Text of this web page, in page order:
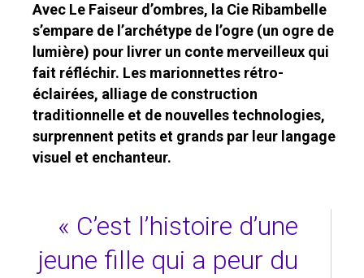
Avec Le Faiseur d’ombres, la Cie Ribambelle
s’empare de l’archétype de l’ogre (un ogre de
lumière) pour livrer un conte merveilleux qui
fait réfléchir. Les marionnettes rétro-
éclairées, alliage de construction
traditionnelle et de nouvelles technologies,
surprennent petits et grands par leur langage
visuel et enchanteur.
« C’est l’histoire d’une
jeune fille qui a peur du